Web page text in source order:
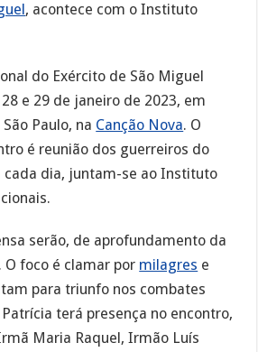
, acontece com o Instituto
do Exército de São Miguel
e 29 de janeiro de 2023, em
Paulo, na Canção Nova. O
é reunião dos guerreiros do
cada dia, juntam-se ao Instituto
serão, de aprofundamento da
foco é clamar por milagres e
para triunfo nos combates
terá presença no encontro,
Maria Raquel, Irmão Luís